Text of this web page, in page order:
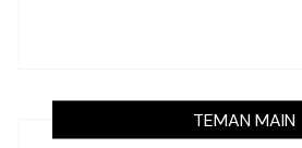
TEMAN MAIN